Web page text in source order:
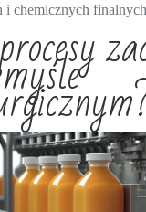
i chemicznych